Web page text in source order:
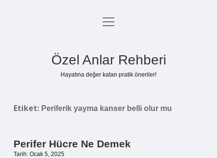
Anasayfa
menüyü
Özel Anlar Rehberi
Hayatına değer katan pratik öneriler!
Etiket: Periferik yayma kanser belli olur mu
Perifer Hücre Ne Demek
Tarih: Ocak 5, 2025